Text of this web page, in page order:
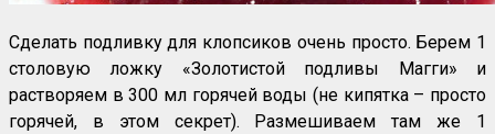
Сделать подливку для клопсиков очень просто. Берем 1
столовую ложку «Золотистой подливы Магги» и
растворяем в 300 мл горячей воды (не кипятка – просто
горячей, в этом секрет). Размешиваем там же 1